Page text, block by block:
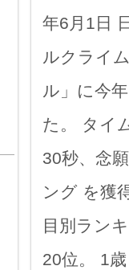
年6月1日
ルクライ
ル」に今
た。 タイ
30秒、念
ング を獲
目別ラン
20位。 1歳